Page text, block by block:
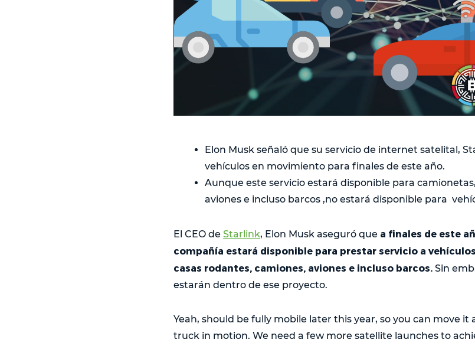
Elon Musk señaló que su servicio de internet satelital,
vehículos en movimiento para finales de este año.
Aunque este servicio estará disponible para
aviones e incluso barcos ,no estará disponible para
El CEO de Starlink, Elon Musk aseguró que a finales de este
compañía estará disponible para prestar servicio a
casas rodantes, camiones, aviones e incluso barcos. Sin
estarán dentro de ese proyecto.
Yeah, should be fully mobile later this year, so you can move it
truck in motion. We need a few more satellite launches to